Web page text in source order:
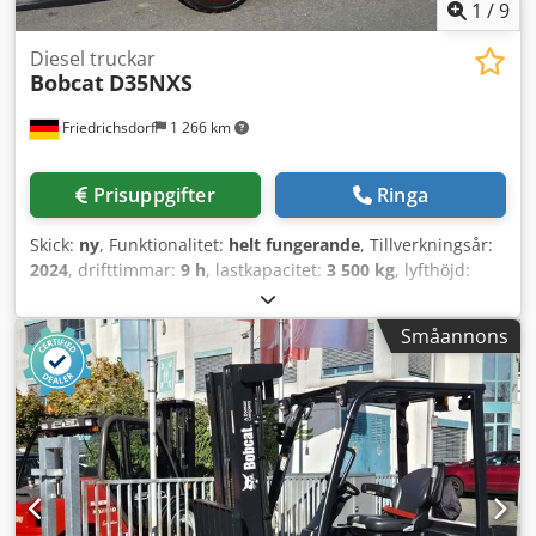
1 /9
Friedrichsdorf 1 266 km
Diesel truckar
Bobcat D35NXS
Prisuppgifter Ringa
Skick: ny, Funktionalitet: helt fungerande, Tillverkningsår:
2024, drifttimmar: 9 h, lastkapacitet: 3 500 kg, lyfthöjd:
1 400 mm
masttyp:triplex, byggnadshöjd:2 350 mm, effekt:45 kW
(61,18 hk)
, gaffelbordets bredd:1 190 mm, gaffellängd:
1 200 mm, tomvikt:4 850 kg, total längd:2 750 mm
drivtyp:Diesel, konstruktionsbredd:1 290 mm , Dieseltruck
Lastcentrum: 500 ISO-klass: ISO klass 3 = 2 500 - 4 999 kg
Masttyp: Triplex Djdpfoy U R Dcjx Amksck Transmission:
Omvandlare Hastighetsklass: 20 Skick: Ny maskin Tekniskt
skick: Ny Däck fram typ: Superelastisk Däck fram storlek:
28-9 x15 Däck fram skick: 80–100 % Däck bak typ:
Småannons